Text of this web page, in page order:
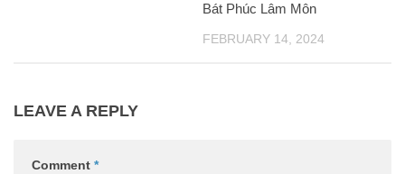
Bát Phúc Lâm Môn
FEBRUARY 14, 2024
LEAVE A REPLY
Comment *